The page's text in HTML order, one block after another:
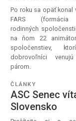
Po roku sa opäť konal
FARS (formácia
rodinných
na ňom 22
spoločenstiev,
dobrovoľníci venujú
párom.
ČLÁNKY
ASC Senec
Slovensko